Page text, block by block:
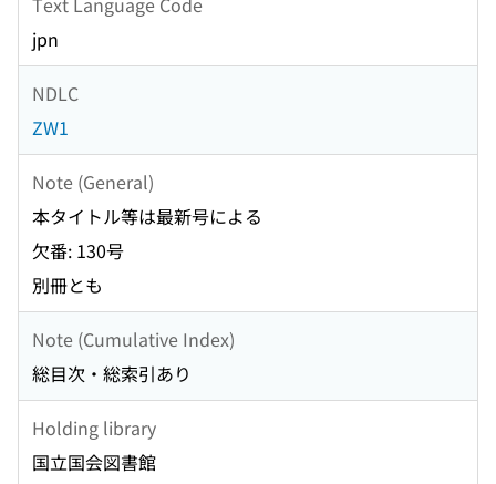
jpn
NDLC
ZW1
Note (General)
本タイトル等は最新号による
欠番: 130号
別冊とも
Note (Cumulative Index)
総目次・総索引あり
Holding library
国立国会図書館